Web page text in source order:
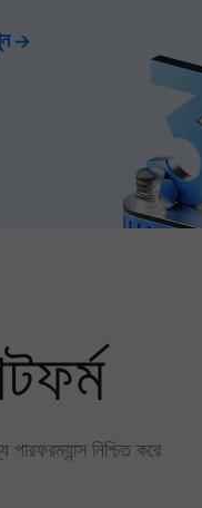
পারফরম্যান্স নিশ্চিত করে